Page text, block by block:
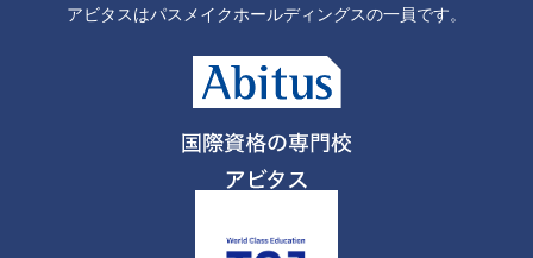
アビタスはパスメイクホールディングスの一員です。